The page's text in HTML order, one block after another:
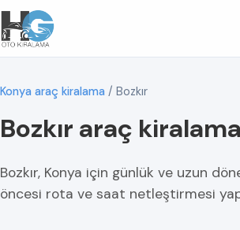
Konya araç kiralama / Bozkır
Bozkır araç kiralama
Bozkır, Konya için günlük ve uzun
öncesi rota ve saat netleştirmesi